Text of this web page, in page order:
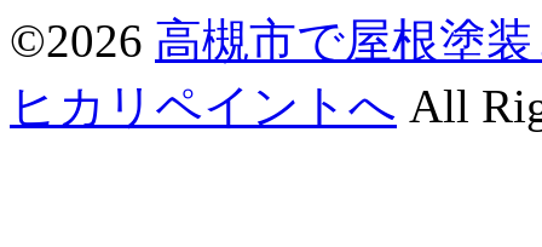
©2026 高槻市で屋根塗
ヒカリペイントへ All